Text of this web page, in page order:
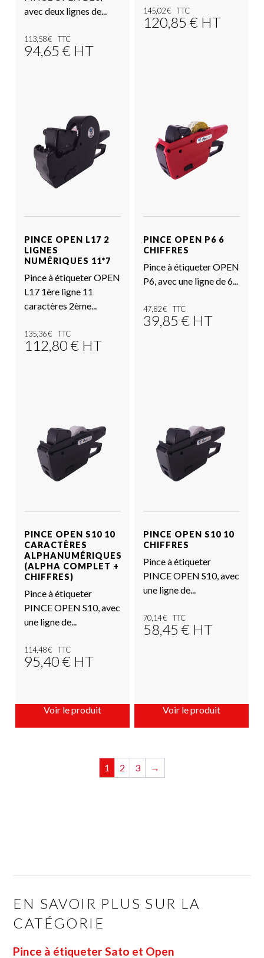
avec deux lignes de...
113,58€
94,65€ HT
145,02€
120,85€ HT
PINCE OPEN L17 2
LIGNES
NUMÉRIQUES 11*7
Pince à étiqueter OPEN
L17 1ère ligne 11
caractères 2ème...
135,36€
112,80€ HT
PINCE OPEN P6 6
CHIFFRES
Pince à étiqueter OPEN
P6, avec une ligne de 6...
47,82€
39,85€ HT
PINCE OPEN S10 10
CARACTÈRES
ALPHANUMÉRIQUES
(ALPHA COMPLET +
CHIFFRES)
Pince à étiqueter
PINCE OPEN S10, avec
une ligne de...
114,48€
95,40€ HT
Voir le produit
PINCE OPEN S10 10
CHIFFRES
Pince à étiqueter
PINCE OPEN S10, avec
une ligne de...
70,14€
58,45€ HT
Voir le produit
1 2 3 →
EN SAVOIR PLUS SUR LA
CATÉGORIE
Pince à étiqueter Sato et Open